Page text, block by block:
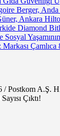
Berger,
Ankara
Diamond
Sosyal
Çamlıca
Postkom A.Ş.
Çıktı!